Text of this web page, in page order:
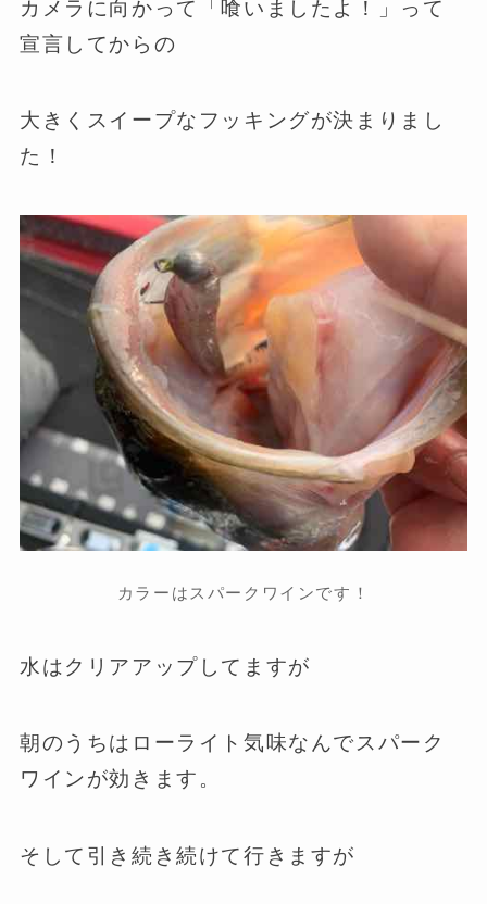
カメラに向かって「喰いましたよ！」って
宣言してからの
大きくスイープなフッキングが決まりまし
た！
カラーはスパークワインです！
水はクリアアップしてますが
朝のうちはローライト気味なんでスパーク
ワインが効きます。
そして引き続き続けて行きますが